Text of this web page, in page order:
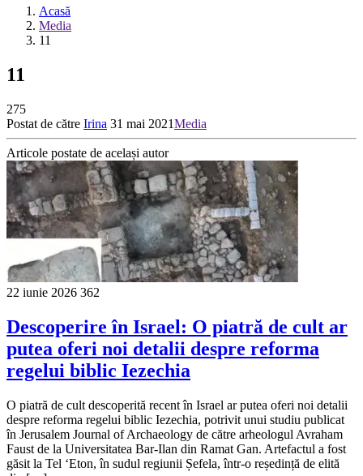
Acasă
Media
11
11
275
Postat de către Irina 31 mai 2021Media
Articole postate de același autor
22 iunie 2026 362
Descoperire în Israel: O piatră de cult ar
putea oferi noi detalii despre reforma
regelui biblic Iezechia
O piatră de cult descoperită recent în Israel ar putea oferi noi detalii
despre reforma regelui biblic Iezechia, potrivit unui studiu publicat
în Jerusalem Journal of Archaeology de către arheologul Avraham
Faust de la Universitatea Bar-Ilan din Ramat Gan. Artefactul a fost
găsit la Tel ‘Eton, în sudul regiunii Șefela, într-o reședință de elită